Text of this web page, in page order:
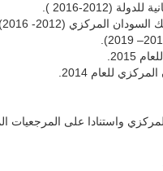
(2012-2016 ).
المركزي (2012- 2016).
2015.
للعام 2014.
على المرجعيات المذكورة أعلاه تصدر